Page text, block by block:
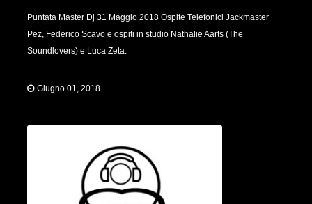
Puntata Master Dj 31 Maggio 2018 Ospite Telefonici Jackmaster
Pez, Federico Scavo e ospiti in studio Nathalie Aarts (The
Soundlovers) e Luca Zeta.
Giugno 01, 2018